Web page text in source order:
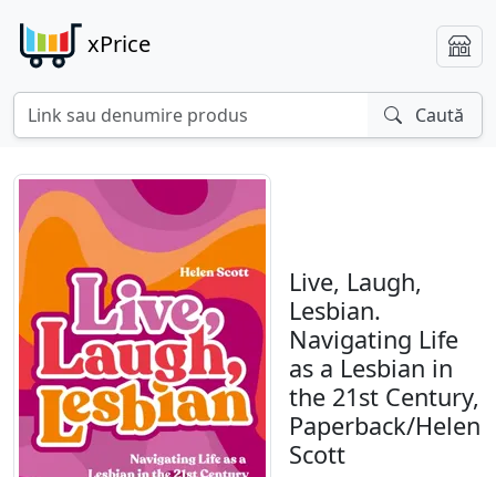
xPrice
Caută
Live, Laugh,
Lesbian.
Navigating Life
as a Lesbian in
the 21st Century,
Paperback/Helen
Scott